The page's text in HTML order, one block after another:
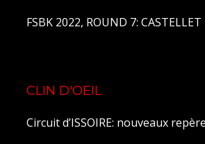
FSBK 2022, ROUND 7: CASTELLET
CLIN D'OEIL
Circuit d’ISSOIRE: nouveaux